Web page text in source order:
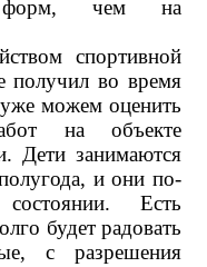
форм, чем на
спортивной
получил во время
можем оценить
на объекте
Дети занимаются
и они по-
Есть
будет радовать
с разрешения